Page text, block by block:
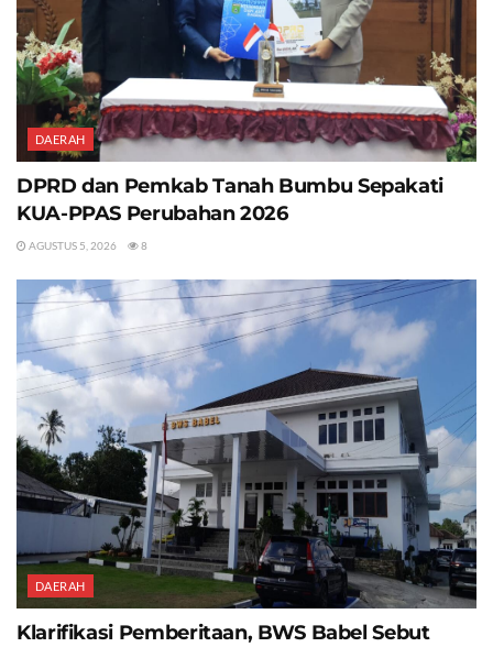
DAERAH
DPRD dan Pemkab Tanah Bumbu Sepakati
KUA-PPAS Perubahan 2026
AGUSTUS 5, 2026 8
DAERAH
Klarifikasi Pemberitaan, BWS Babel Sebut